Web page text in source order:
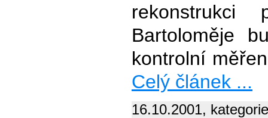
Bartoloměje
kontrolní
Celý článek ...
16.10.2001,